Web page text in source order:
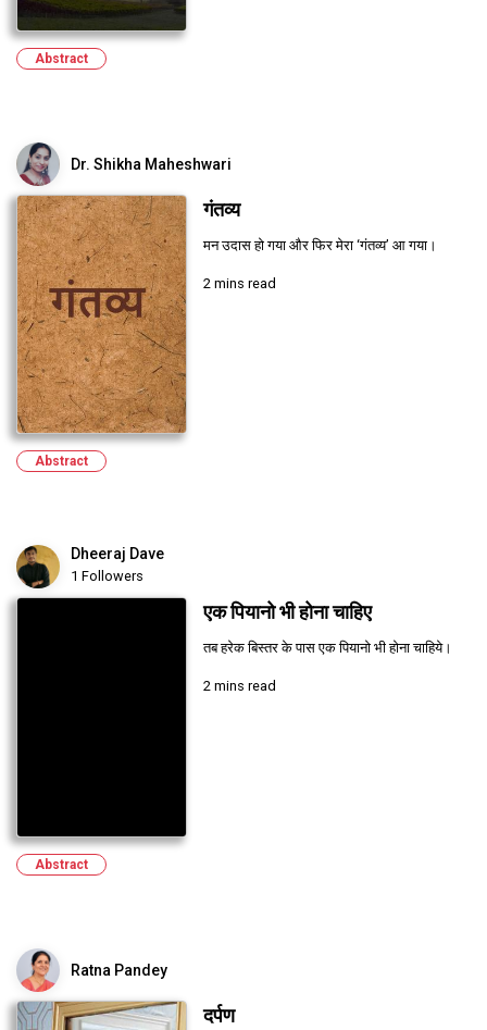
Abstract
Dr. Shikha Maheshwari
गंतव्य
मन उदास हो गया और फिर मेरा ‘गंतव्य’ आ गया।
2 mins read
Abstract
Dheeraj Dave
1 Followers
एक पियानो भी होना चाहिए
तब हरेक बिस्तर के पास एक पियानो भी होना चाहिये।
2 mins read
Abstract
Ratna Pandey
दर्पण